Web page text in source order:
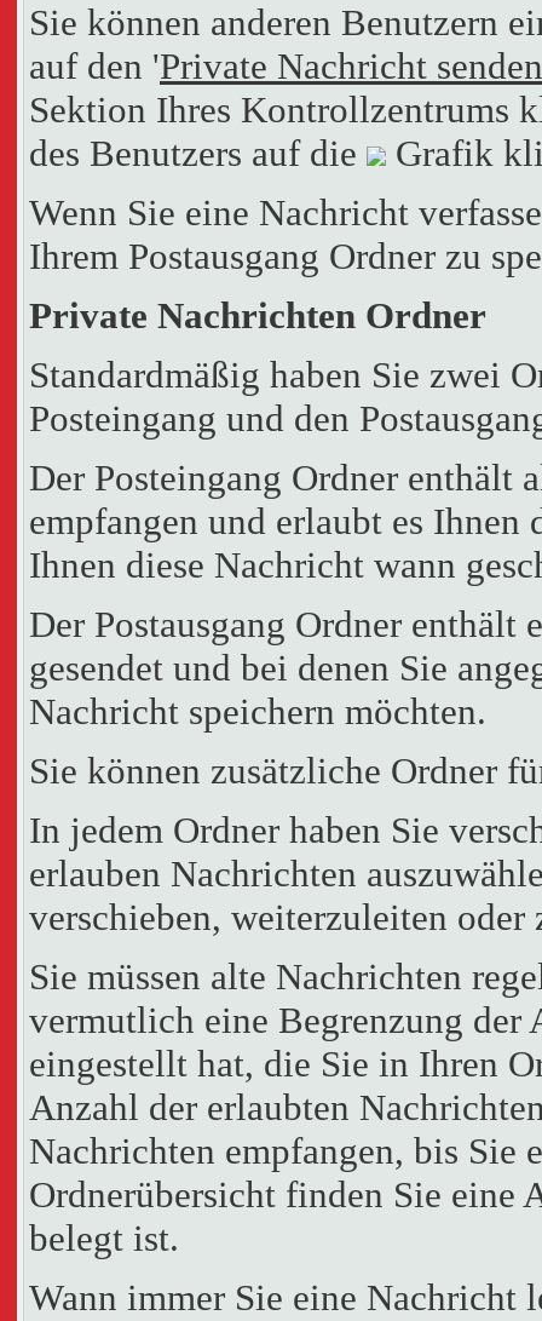
Sie können anderen Benutzern
auf den 'Private Nachricht senden
Sektion Ihres Kontrollzentrums
des Benutzers auf die
Grafik
Wenn Sie eine Nachricht
Ihrem Postausgang Ordner zu
Private Nachrichten Ordner
Standardmäßig haben Sie zwei
Posteingang und den
Der Posteingang Ordner enthält
empfangen und erlaubt es Ihnen
Ihnen diese Nachricht wann
Der Postausgang Ordner
gesendet und bei denen Sie
Nachricht speichern möchten.
Sie können zusätzliche Ordner
In jedem Ordner haben Sie
erlauben Nachrichten
verschieben, weiterzuleiten oder
Sie müssen alte Nachrichten
vermutlich eine Begrenzung der
eingestellt hat, die Sie in Ihren
Anzahl der erlaubten
Nachrichten empfangen, bis Sie
Ordnerübersicht finden Sie eine
belegt ist.
Wann immer Sie eine Nachricht